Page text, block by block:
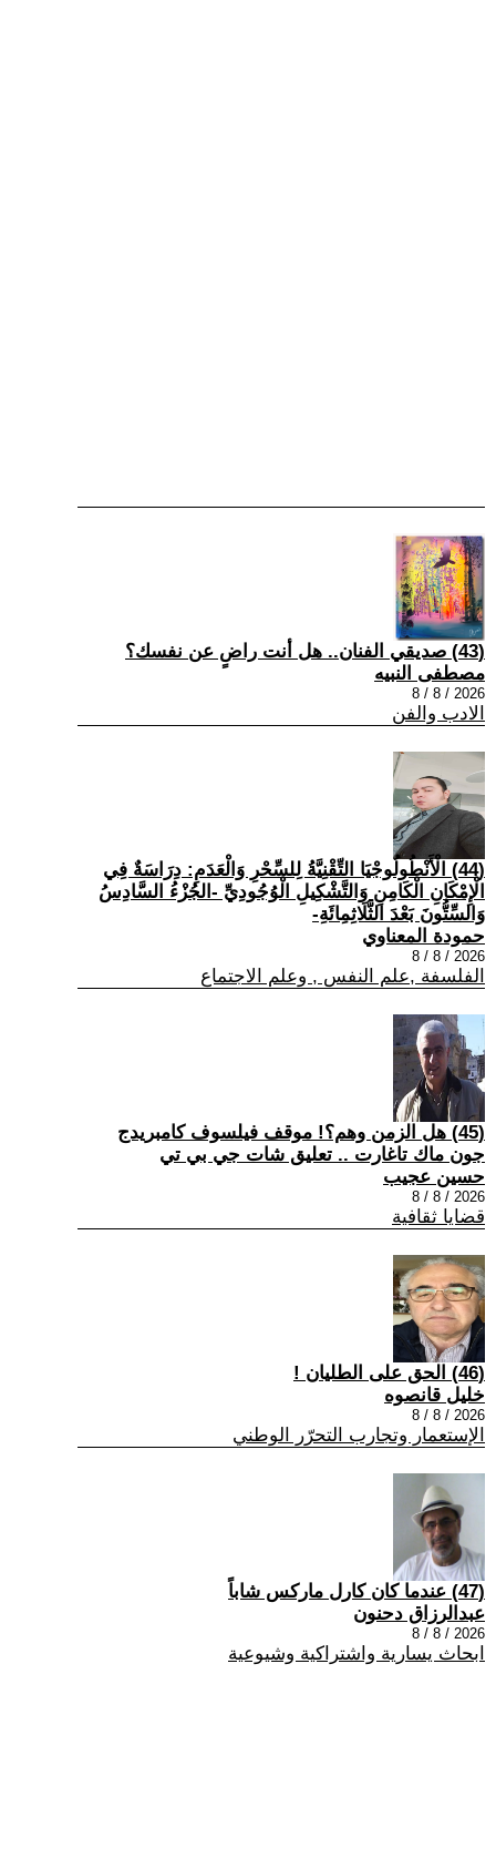
(43) صديقي الفنان.. هل أنت راضٍ عن نفسك؟
مصطفى النبيه
2026 / 8 / 8
الادب والفن
(44) الْأَنْطُولُوجْيَا التِّقْنِيَّةُ لِلسِّحْرِ وَالْعَدَمِ: دِرَاسَةٌ فِي
الْإِمْكَانِ الْكَامِنِ وَالتَّشْكِيلِ الْوُجُودِيِّ -الجُزْءُ السَّادِسُ
وَالسِّتُّونَ بَعْدَ الثَّلَاثِمِائَةِ-
حمودة المعناوي
2026 / 8 / 8
الفلسفة ,علم النفس , وعلم الاجتماع
(45) هل الزمن وهم؟! موقف فيلسوف كامبريدج
جون ماك تاغارت .. تعليق شات جي بي تي
حسين عجيب
2026 / 8 / 8
قضايا ثقافية
(46) الحق على الطليان !
خليل قانصوه
2026 / 8 / 8
الإستعمار وتجارب التحرّر الوطني
(47) عندما كان كارل ماركس شاباً
عبدالرزاق دحنون
2026 / 8 / 8
ابحاث يسارية واشتراكية وشيوعية